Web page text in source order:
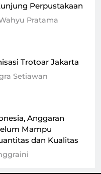
Perpustakaan
Pratama
Trotoar Jakarta
Setiawan
Anggaran
Mampu
dan Kualitas